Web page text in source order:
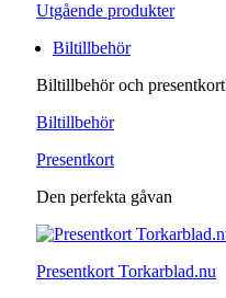
Utgående produkter
Biltillbehör
Biltillbehör och presentkort
Biltillbehör
Presentkort
Den perfekta gåvan
Presentkort Torkarblad.nu